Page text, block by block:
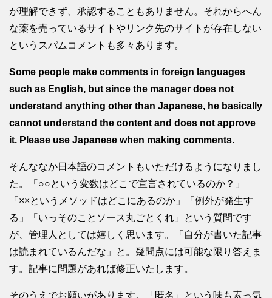
が理解できず、承認することもありません。それからへん
な薬を売っているサイトやリンク先のサイトが存在しない
というスパムコメントも多々あります。
Some people make comments in foreign languages
such as English, but since the manager does not
understand anything other than Japanese, he basically
cannot understand the content and does not approve
it. Please use Japanese when making comments.
そんななか日本語のコメントもいただけるようになりまし
た。「○○という変数はどこで宣言されているのか？」
「××というメソッドはどこにあるのか」「例外が発生す
る」「いっそのことソース丸ごとくれ」という質問です
が、管理人としては嬉しく思います。「自分が書いた記事
は読まれているんだな」と。疑問点には可能な限り答えま
す。記事に問題があれば修正いたします。
そのうえでお願いがあります。「匿名」という味も素っ気